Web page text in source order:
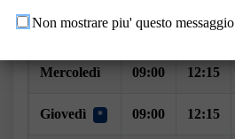
Martedì 09:00 12:15
Mercoledì 09:00 12:15
Giovedì * 09:00 12:15
Non mostrare piu' questo messaggio